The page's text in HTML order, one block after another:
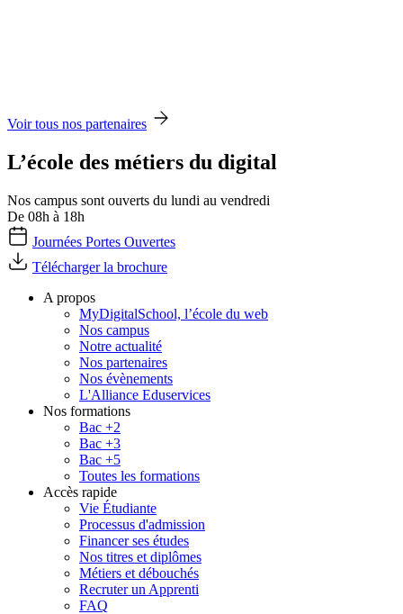
Voir tous nos partenaires
L’école des métiers du digital
Nos campus sont ouverts du lundi au vendredi
De 08h à 18h
Journées Portes Ouvertes
Télécharger la brochure
A propos
MyDigitalSchool, l’école du web
Nos campus
Notre actualité
Nos partenaires
Nos évènements
L'Alliance Eduservices
Nos formations
Bac +2
Bac +3
Bac +5
Toutes les formations
Accès rapide
Vie Étudiante
Processus d'admission
Financer ses études
Nos titres et diplômes
Métiers et débouchés
Recruter un Apprenti
FAQ